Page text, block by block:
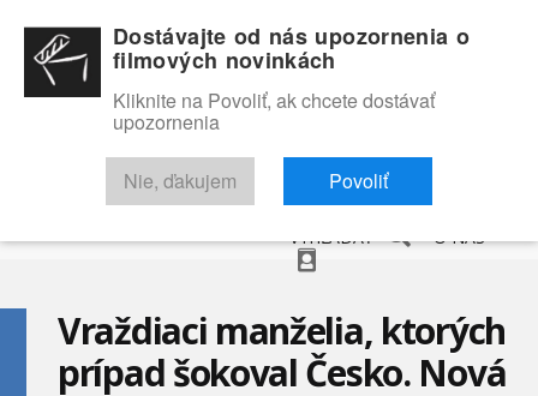
RECENZIE TRAILERY FILMOVÁ DATABÁZA
VYHĽADAŤ O NÁS
Vraždiaci manželia, ktorých
prípad šokoval Česko. Nová
Dostávajte od nás upozornenia o
filmových novinkách
Kliknite na Povoliť, ak chcete dostávať
upozornenia
Nie, ďakujem Povoliť